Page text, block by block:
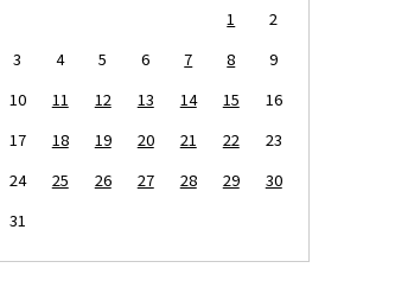
1
2
3
4 5 6 7 8
9
10
11 12 13 14 15
16
17
18 19 20 21 22
23
24
25 26 27 28 29
30
31